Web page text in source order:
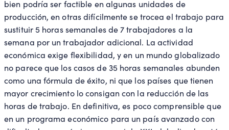
bien podría ser factible en algunas unidades de
producción, en otras difícilmente se trocea el trabajo para
sustituir 5 horas semanales de 7 trabajadores a la
semana por un trabajador adicional. La actividad
económica exige flexibilidad, y en un mundo globalizado
no parece que los casos de 35 horas semanales abunden
como una fórmula de éxito, ni que los países que tienen
mayor crecimiento lo consigan con la reducción de las
horas de trabajo. En definitiva, es poco comprensible que
en un programa económico para un país avanzado con